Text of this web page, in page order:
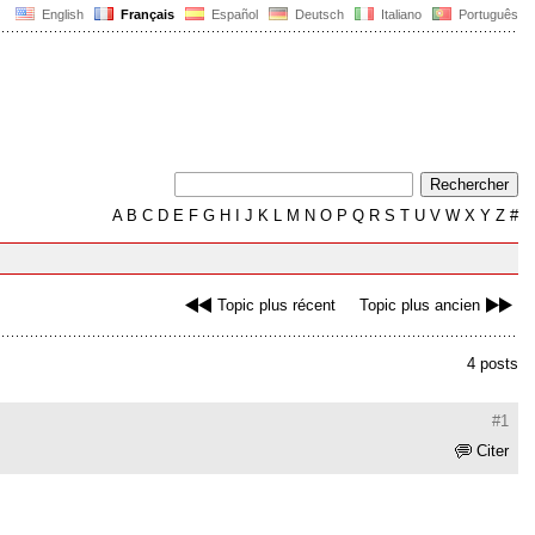
English Français Español Deutsch Italiano Português
AB C D E F G H J K L M N O P Q R S T U V W X Y Z #
Topic plus récent Topic plus ancien
4 posts
#1
Citer